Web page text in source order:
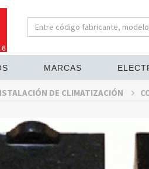
MARCAS
DE CLIMATIZACIÓN